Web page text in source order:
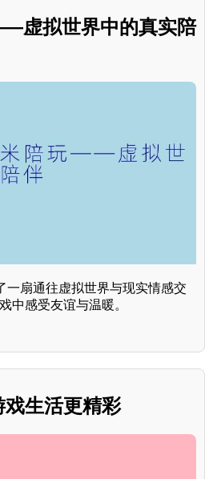
虚拟世界中的真实陪
一扇通往虚拟世界与现实情感交
中感受友谊与温暖。
生活更精彩